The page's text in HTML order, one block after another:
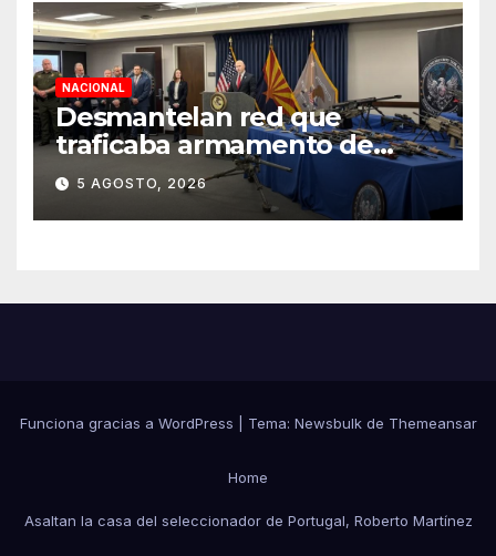
NACIONAL
Desmantelan red que
traficaba armamento de
Arizona a México
5 AGOSTO, 2026
Funciona gracias a WordPress Tema: Newsbulkde Themeansar
Home
Asaltan la casa del seleccionador de Portugal, Roberto Martínez